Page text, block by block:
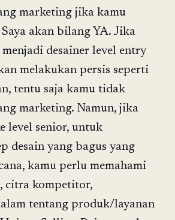
marketing jika kamu
akan bilang YA. Jika
desainer level entry
melakukan persis seperti
tentu saja kamu tidak
marketing. Namun, jika
level senior, untuk
desain yang bagus yang
kamu perlu memahami
citra kompetitor,
tentang produk/layanan